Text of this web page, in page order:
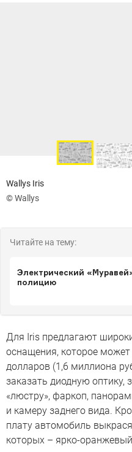
Wallys Iris
© Wallys
Читайте на тему:
Электрический
полицию
Для Iris предлагают
оснащения, которое
долларов (1,6 миллиона
заказать диодную оптику,
«люстру», фаркоп,
и камеру заднего вида.
плату автомобиль
которых – ярко-